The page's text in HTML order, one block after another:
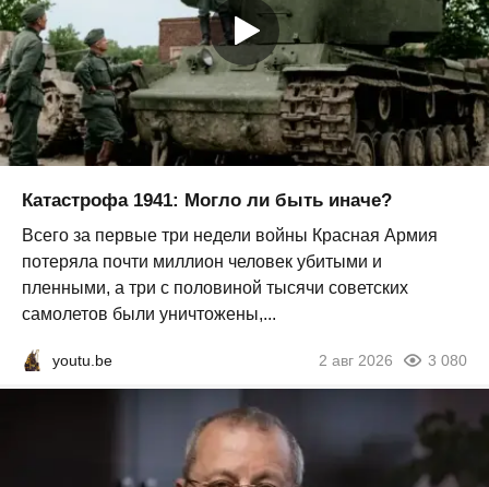
Катастрофа 1941: Могло ли быть иначе?
Всего за первые три недели войны Красная Армия
потеряла почти миллион человек убитыми и
пленными, а три с половиной тысячи советских
самолетов были уничтожены,...
youtu.be 2 авг 2026 3 080